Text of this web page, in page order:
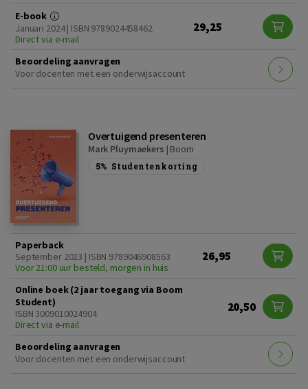
E-book
Januari 2024 | ISBN 9789024458462
Direct via e-mail
29,25
Beoordeling aanvragen
Voor docenten met een onderwijsaccount
Overtuigend presenteren
Mark Pluymaekers | Boom
5% Studentenkorting
Paperback
September 2023 | ISBN 9789046908563
Voor 21:00 uur besteld, morgen in huis
26,95
Online boek (2 jaar toegang via Boom
Student)
ISBN 3009010024904
Direct via e-mail
20,50
Beoordeling aanvragen
Voor docenten met een onderwijsaccount